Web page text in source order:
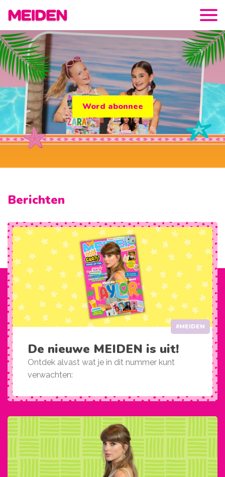
Word abonnee
Berichten
De nieuwe MEIDEN is uit!
Ontdek alvast wat je in dit nummer kunt
verwachten:
#MEIDEN